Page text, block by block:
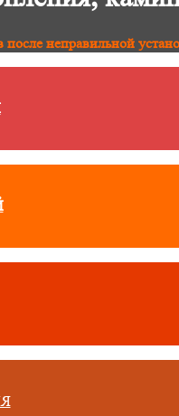
неправильной